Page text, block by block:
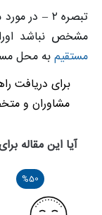
تبصره ۲ –
در
مشخص نباشد
مستقیمبه محل
مشاوران و
آیا این مقاله
%50